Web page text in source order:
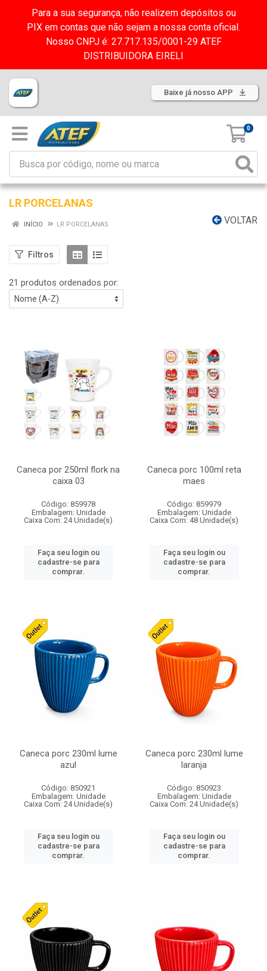
Para a sua segurança, não realizem depósitos ou
PIX em contas que não sejam a nossa conta oficial.
Nosso CNPJ é: 27.717.135/0001-29 ATEF
DISTRIBUIDORA EIRELI
Baixe já nosso APP
0
LR PORCELANAS
VOLTAR
INÍCIO LR PORCELANAS
Filtros
21 produtos ordenados por:
Caneca por 250ml flork na
caixa 03
Código: 859978
Embalagem: Unidade
Caixa Com: 24 Unidade(s)
Faça seu login ou
cadastre-se para
comprar.
Caneca porc 100ml reta
maes
Código: 859979
Embalagem: Unidade
Caixa Com: 48 Unidade(s)
Faça seu login ou
cadastre-se para
comprar.
Caneca porc 230ml lume
azul
Código: 850921
Embalagem: Unidade
Caixa Com: 24 Unidade(s)
Faça seu login ou
cadastre-se para
comprar.
Caneca porc 230ml lume
laranja
Código: 850923
Embalagem: Unidade
Caixa Com: 24 Unidade(s)
Faça seu login ou
cadastre-se para
comprar.